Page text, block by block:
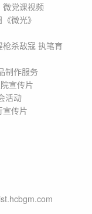
微党课视频
微光》
杀敌寇 执笔育
制作服务
宣传片
活动
宣传片